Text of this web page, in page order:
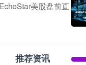
美股盘前直
推荐资讯